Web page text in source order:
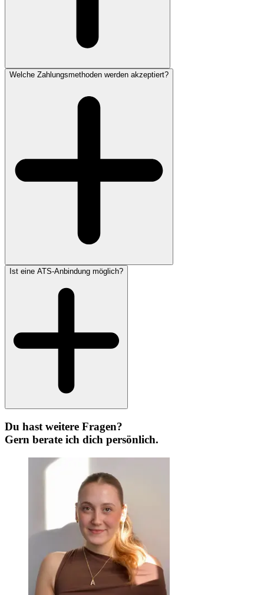
Welche Zahlungsmethoden werden akzeptiert?
Ist eine ATS-Anbindung möglich?
Du hast weitere Fragen?
Gern berate ich dich persönlich.